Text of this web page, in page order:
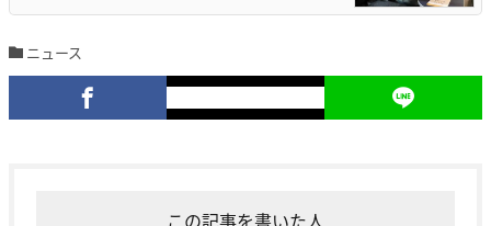
ニュース
この記事を書いた人